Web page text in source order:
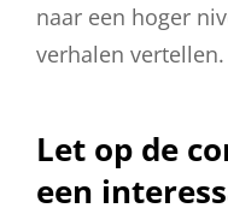
naar een hoger
verhalen vertellen.
Let op de
een